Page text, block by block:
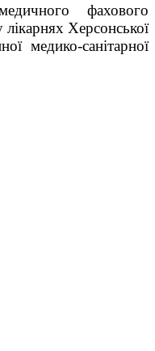
фахового
Херсонської
медико-санітарної